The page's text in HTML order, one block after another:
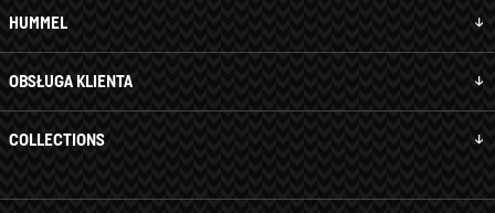
HUMMEL
OBSŁUGA KLIENTA
COLLECTIONS